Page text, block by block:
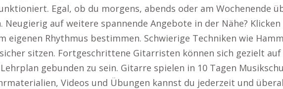
Egal, ob du morgens, abends oder am Wochenende
auf weitere spannende Angebote in der Nähe?
eigenen Rhythmus bestimmen. Schwierige Techniken wie
sitzen. Fortgeschrittene Gitarristen können sich gezielt auf
gebunden zu sein. Gitarre spielen in 10 Tagen
Videos und Übungen kannst du jederzeit und